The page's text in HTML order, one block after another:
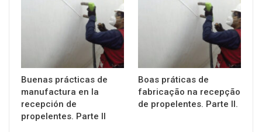
Buenas prácticas de
manufactura en la
recepción de
propelentes. Parte II
Boas práticas de
fabricação na recepção
de propelentes. Parte II.